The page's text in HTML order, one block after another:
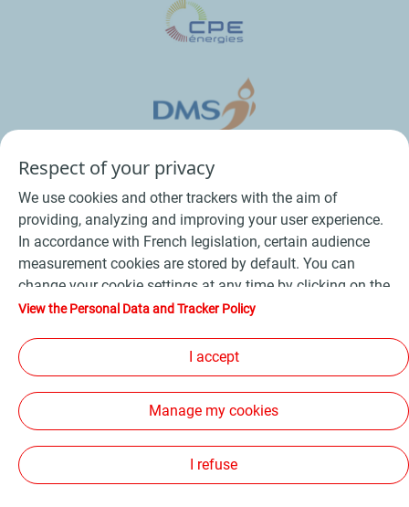
Conditions Générales de Vente Bois
Conditions Générales d’Utilisation
Cookies - Plan du site -
Les sites de la compagnie TotalEnergies
Accessibilité: non conforme
Respect of your privacy
We use cookies and other trackers with the aim of
providing, analyzing and improving your user experience.
In accordance with French legislation, certain audience
measurement cookies are stored by default. You can
change your cookie settings at any time by clicking on the
"Manage my cookies" button. By clicking on the "Accept"
device. If you click on "Decline", only the technical cookies
required for the site to function correctly will be used. For
more information, refer to the "Personal Data and Tracker
Policy" page.
View the Personal Data and Tracker Policy
I accept
Manage my cookies
I refuse